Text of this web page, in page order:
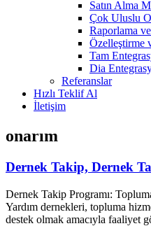
Satın Alma
Çok Uluslu
Raporlama
Özelleştirme
Tam
Dia
Referanslar
Hızlı Teklif Al
İletişim
onarım
Dernek Takip, Dernek
Dernek Takip Programı:
Yardım dernekleri, topluma
destek olmak amacıyla faaliyet